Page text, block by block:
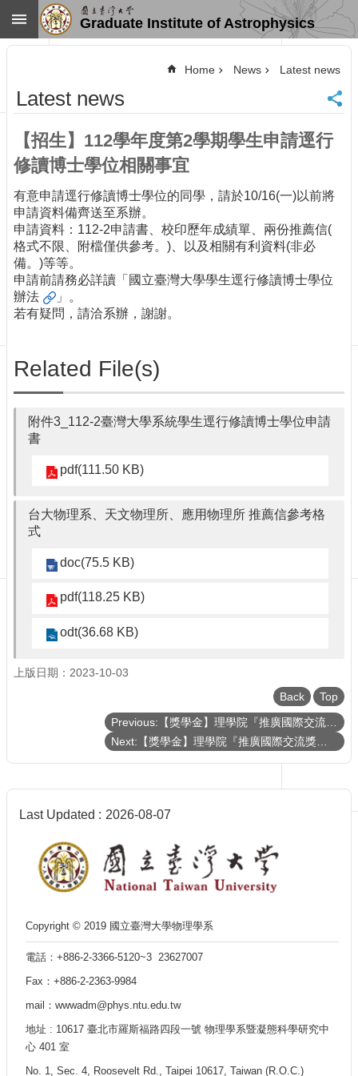
Skip to main content
Home
NTU
SiteMap
Contact
US
News
Overview
Faculty&Staff
Talks
Curriculum
Student
Department
of
Physics
Graduate Institute of Astrophysics
Home News Latest news
Latest news
【招生】112學年度第2學期學生申請逕行
修讀博士學位相關事宜
有意申請逕行修讀博士學位的同學，請於10/16(一)以前將
申請資料備齊送至系辦。
申請資料：112-2申請書、校印歷年成績單、兩份推薦信(
格式不限、附檔僅供參考。)、以及相關有利資料(非必
備。)等等。
申請前請務必詳讀「 國立臺灣大學學生逕行修讀博士學位
辦法
」。
若有疑問，請洽系辦，謝謝。
Related File(s)
附件3_112-2臺灣大學系統學生逕行修讀博士學位申請
書
pdf(111.50 KB)
台大物理系、天文物理所、應用物理所 推薦信參考格
式
doc(75.5 KB)
pdf(118.25 KB)
odt(36.68 KB)
上版日期：2023-10-03
Back
Top
Previous:【獎學金】理學院『推廣國際交流獎學金』《112年第二梯次》補助名單 List of recipients of the CoS Travel Grants and Scholarship
Next:【獎學金】理學院『推廣國際交流獎學金』(CoS Travel Grants and Scholarship)《112年最後一梯次 Final Round》（已截止）
Last Updated 2026-08-07
Copyright © 2019 國立臺灣大學物理學系
電話：+886-2-3366-5120~3 23627007
Fax：+886-2-2363-9984
mail：wwwadm@phys.ntu.edu.tw
地址 : 10617 臺北市羅斯福路四段一號 物理學系暨凝態科學研究中
心 401 室
No. 1, Sec. 4, Roosevelt Rd., Taipei 10617, Taiwan (R.O.C.)